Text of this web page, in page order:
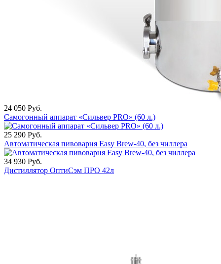
24 050 Руб.
Самогонный аппарат «Сильвер PRO» (60 л.)
25 290 Руб.
Автоматическая пивоварня Easy Brew-40, без чиллера
34 930 Руб.
Дистиллятор ОптиСэм ПРО 42л